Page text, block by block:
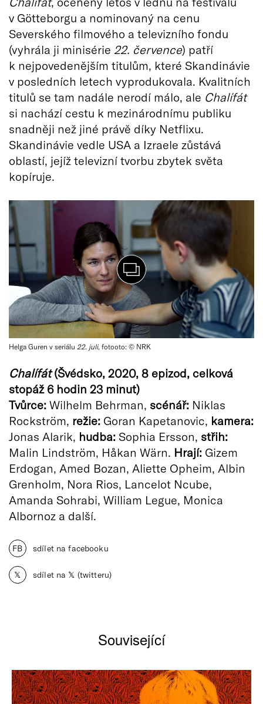
v Götteborgu a nominovaný na cenu
Severského filmového a televizního fondu
(vyhrála ji minisérie 22. července) patří
k nejpovedenějším titulům, které Skandinávie
v posledních letech vyprodukovala. Kvalitních
titulů se tam nadále nerodí málo, ale Chalífát
si nachází cestu k mezinárodnímu publiku
snadněji než jiné právě díky Netflixu.
Skandinávie vedle USA a Izraele zůstává
oblastí, jejíž televizní tvorbu zbytek světa
kopíruje.
Helga Guren v seriálu 22. juli, fotooto: © NRK
Chalífát(Švédsko, 2020, 8 epizod, celková
stopáž 6 hodin 23 minut)
Tvůrce: Wilhelm Behrman, scénář: Niklas
Rockström, režie: Goran Kapetanovic, kamera:
Jonas Alarik, hudba: Sophia Ersson, střih:
Malin Lindström, Håkan Wärn. Hrají: Gizem
Erdogan, Amed Bozan, Aliette Opheim, Albin
Grenholm, Nora Rios, Lancelot Ncube,
Amanda Sohrabi, William Legue, Monica
Albornoz a další.
FB sdílet na facebooku
𝕏 sdílet na 𝕏 (twitteru)
Související